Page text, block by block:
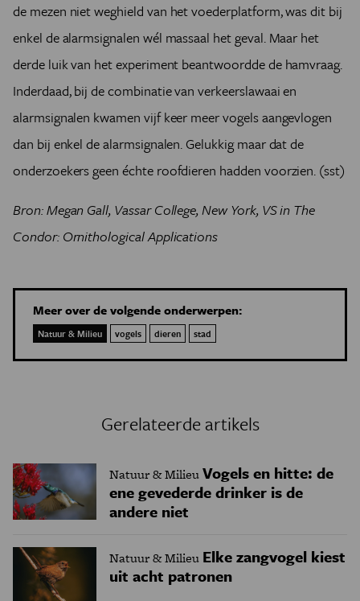
de mezen niet weghield van het voederplatform, was dit bij
enkel de alarmsignalen wél massaal het geval. Maar het
derde luik van het experiment beantwoordde de hamvraag.
Inderdaad, bij de combinatie van verkeerslawaai en
alarmsignalen kwamen vijf keer meer vogels aangevlogen
dan bij enkel de alarmsignalen. Gelukkig maar dat de
onderzoekers geen échte roofdieren hadden voorzien. (sst)
Bron: Megan Gall, Vassar College, New York, VS in The
Condor: Ornithological Applications
Meer over de volgende onderwerpen:
Natuur & Milieu vogels dieren stad
Gerelateerde artikels
Natuur & MilieuVogels en hitte: de
ene gevederde drinker is de
andere niet
Natuur & Milieu Elke zangvogel kiest
uit acht patronen